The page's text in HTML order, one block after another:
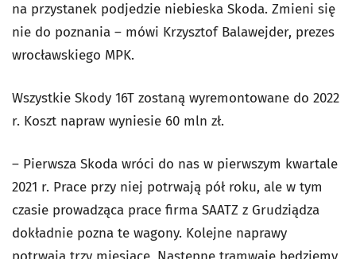
na przystanek podjedzie niebieska Skoda. Zmieni się
nie do poznania – mówi Krzysztof Balawejder, prezes
wrocławskiego MPK.
Wszystkie Skody 16T zostaną wyremontowane do 2022
r. Koszt napraw wyniesie 60 mln zł.
– Pierwsza Skoda wróci do nas w pierwszym kwartale
2021 r. Prace przy niej potrwają pół roku, ale w tym
czasie prowadząca prace firma SAATZ z Grudziądza
dokładnie pozna te wagony. Kolejne naprawy